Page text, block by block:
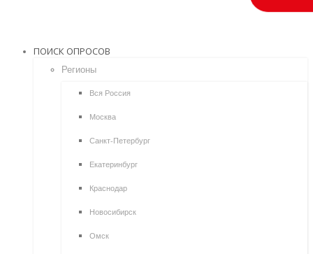
ПОИСК ОПРОСОВ
Регионы
Вся Россия
Москва
Санкт-Петербург
Екатеринбург
Краснодар
Новосибирск
Омск